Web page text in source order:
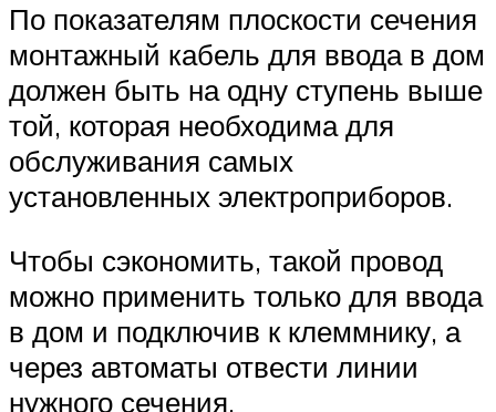
По показателям плоскости сечения
монтажный кабель для ввода в дом
должен быть на одну ступень выше
той, которая необходима для
обслуживания самых
установленных электроприборов.
Чтобы сэкономить, такой провод
можно применить только для ввода
в дом и подключив к клеммнику, а
через автоматы отвести линии
нужного сечения.